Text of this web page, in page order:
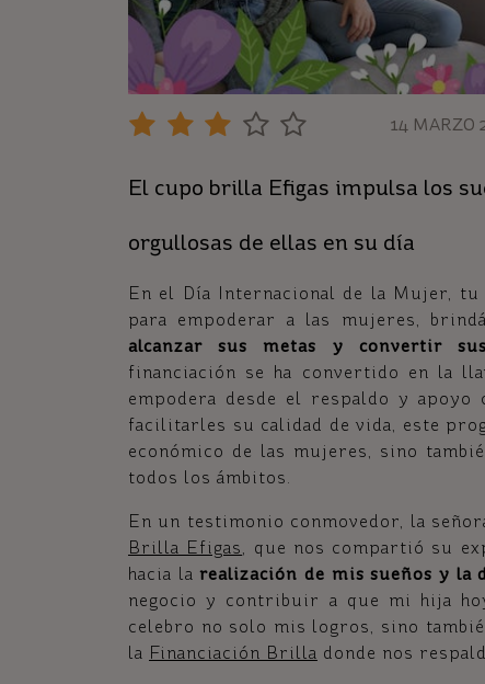
14 MARZO
El cupo brilla Efigas impulsa los
orgullosas de ellas en su día
En el Día Internacional de la Mujer, tu
para empoderar a las mujeres,
alcanzar sus metas y convertir
financiación se ha convertido en la
empodera desde el respaldo y apoyo
facilitarles su calidad de vida, este
económico de las mujeres, sino
todos los ámbitos.
En un testimonio conmovedor, la
Brilla Efigas
, que nos compartió su
hacia larealización de mis sueños y la
negocio y contribuir a que mi hija
celebro no solo mis logros, sino
la Financiación Brilla donde nos